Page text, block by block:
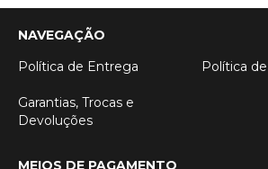
NAVEGAÇÃO
Política de Entrega
Política
Garantias, Trocas e
Devoluções
MEIOS DE PAGAMENTO